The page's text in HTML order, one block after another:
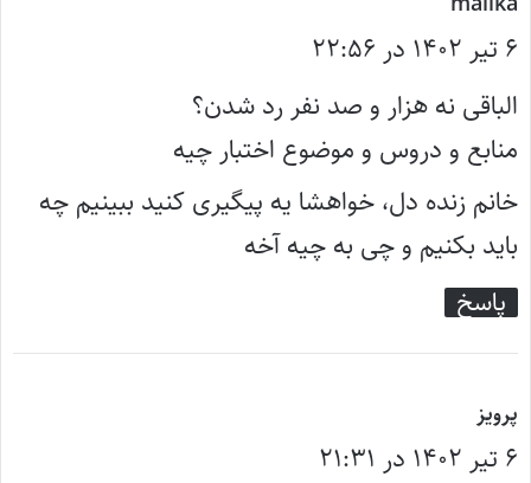
ف
ت
۶ تیر ۱۴۰۲ در ۲۲:۵۶
الباقی نه هزار و صد نفر رد شدن؟
منابع و دروس و موضوع اختبار چیه
خانم زنده دل، خواهشا یه پیگیری کنید ببینیم چه
باید بکنیم و چی به چیه آخه
پاسخ
پرویز
ف
۶ تیر ۱۴۰۲ در ۲۱:۳۱